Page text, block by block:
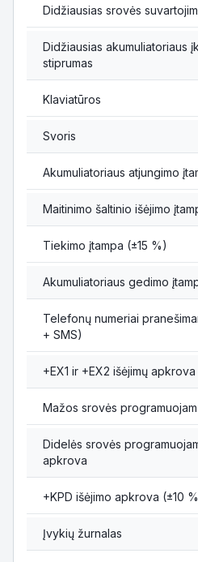
Didžiausias srovės
Didžiausias akumuliatoriaus
stiprumas
Klaviatūros
Svoris
Akumuliatoriaus atjungimo
Maitinimo šaltinio išėjimo
Tiekimo įtampa (±15 %)
Akumuliatoriaus gedimo
Telefonų numeriai
+ SMS)
+EX1 ir +EX2 išėjimų
Mažos srovės
Didelės srovės
apkrova
+KPD išėjimo apkrova (±10
Įvykių žurnalas